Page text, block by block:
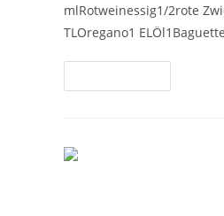
mlRotweinessig1/2rote
TLOregano1